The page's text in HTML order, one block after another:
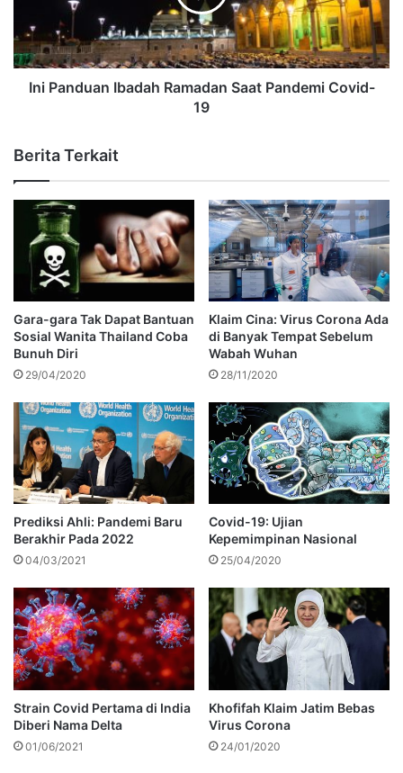
Ini Panduan Ibadah Ramadan Saat Pandemi Covid-
19
Berita Terkait
Gara-gara Tak Dapat Bantuan
Sosial Wanita Thailand Coba
Bunuh Diri
29/04/2020
Klaim Cina: Virus Corona Ada
di Banyak Tempat Sebelum
Wabah Wuhan
28/11/2020
Prediksi Ahli: Pandemi Baru
Berakhir Pada 2022
04/03/2021
Covid-19: Ujian
Kepemimpinan Nasional
25/04/2020
Strain Covid Pertama di India
Diberi Nama Delta
01/06/2021
Khofifah Klaim Jatim Bebas
Virus Corona
24/01/2020